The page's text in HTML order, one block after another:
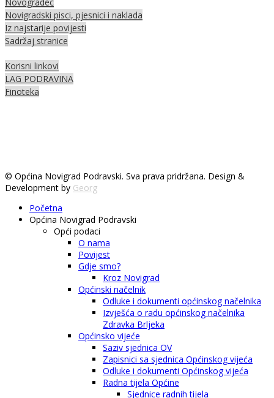
Novigradski pisci, pjesnici i naklada
Iz najstarije povijesti
Sadržaj stranice
Korisni linkovi
LAG PODRAVINA
Finoteka
© Općina Novigrad Podravski. Sva prava pridržana. Design &
Development by Georg
Početna
Općina Novigrad Podravski
Opći podaci
O nama
Povijest
Gdje smo?
Kroz Novigrad
Općinski načelnik
Odluke i dokumenti općinskog načelnika
Izvješća o radu općinskog načelnika
Zdravka Brljeka
Općinsko vijeće
Saziv sjednica OV
Zapisnici sa sjednica Općinskog vijeća
Odluke i dokumenti Općinskog vijeća
Radna tijela Općine
Sjednice radnih tijela